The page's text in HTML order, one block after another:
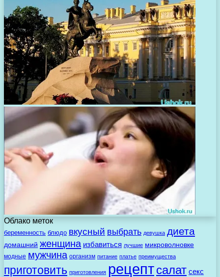
Облако меток
беременность блюдо вкусный выбрать девушка диета
домашний женщина избавиться лучшие микроволновке
модные мужчина организм питание платье преимущества
приготовить приготовления рецептсалат секс